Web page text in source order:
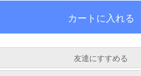
友達にすすめる